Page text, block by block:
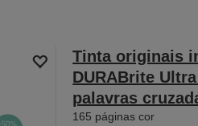
Tinta originais
DURABrite
palavras
165 páginas cor